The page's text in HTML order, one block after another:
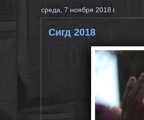
среда, 7 ноября 2018 г.
Сигд 2018